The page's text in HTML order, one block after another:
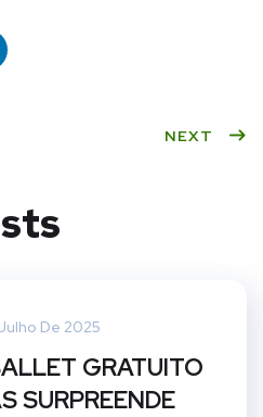
NEXT
De 2025
GRATUITO
SURPREENDE